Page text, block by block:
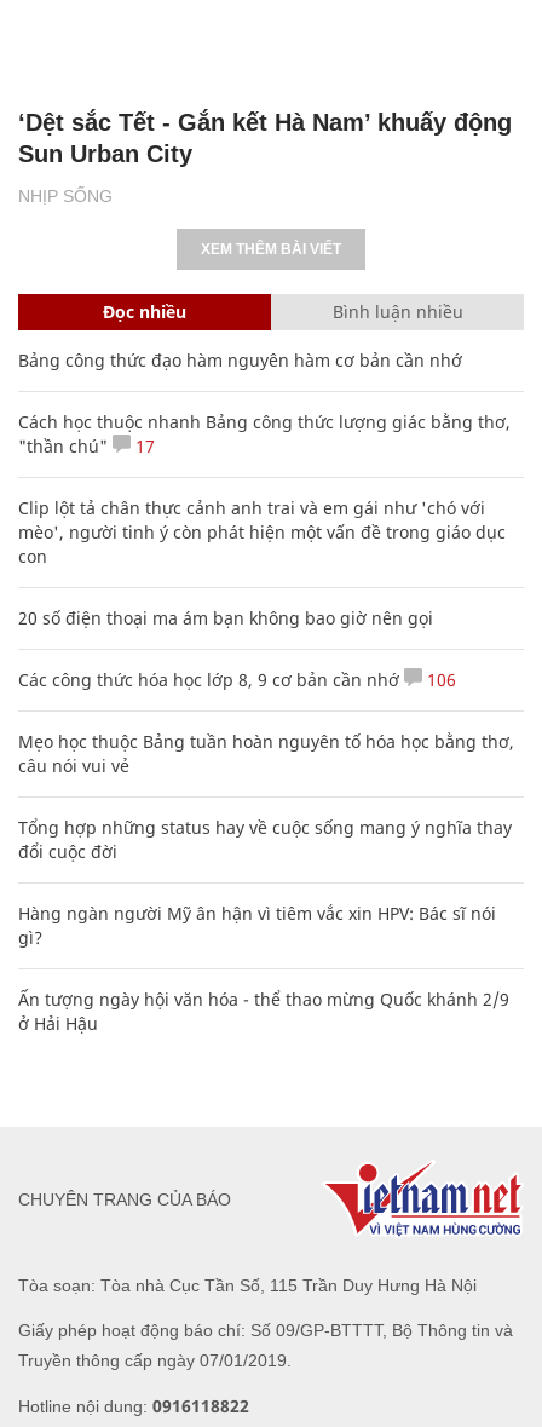
NHỊP SỐNG
‘Dệt sắc Tết - Gắn kết Hà Nam’ khuấy động
Sun Urban City
XEM THÊM BÀI VIẾT
Đọc nhiều Bình luận nhiều
Bảng công thức đạo hàm nguyên hàm cơ bản cần nhớ
Cách học thuộc nhanh Bảng công thức lượng giác bằng thơ,
"thần chú"
17
Clip lột tả chân thực cảnh anh trai và em gái như 'chó với
mèo', người tinh ý còn phát hiện một vấn đề trong giáo dục
con
20 số điện thoại ma ám bạn không bao giờ nên gọi
Các công thức hóa học lớp 8, 9 cơ bản cần nhớ 106
Mẹo học thuộc Bảng tuần hoàn nguyên tố hóa học bằng thơ,
câu nói vui vẻ
Tổng hợp những status hay về cuộc sống mang ý nghĩa thay
đổi cuộc đời
Hàng ngàn người Mỹ ân hận vì tiêm vắc xin HPV: Bác sĩ nói
gì?
Ấn tượng ngày hội văn hóa - thể thao mừng Quốc khánh 2/9
ở Hải Hậu
Tòa soạn: Tòa nhà Cục Tần Số, 115 Trần Duy Hưng Hà Nội
Giấy phép hoạt động báo chí: Số 09/GP-BTTTT, Bộ Thông tin và
Truyền thông cấp ngày 07/01/2019.
Hotline nội dung: 0916118822
CHUYÊN TRANG CỦA BÁO